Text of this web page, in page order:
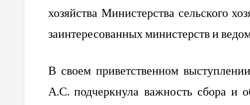
хозяйства Министерства сельского
заинтересованных министерств и
В своем приветственном
А.С. подчеркнула важность сбора и